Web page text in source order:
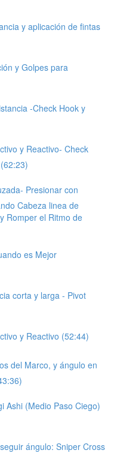
y aplicación de fintas
y Golpes para
-Check Hook y
y Reactivo- Check
Presionar con
Cabeza linea de
Romper el Ritmo de
es Mejor
corta y larga - Pivot
y Reactivo (52:44)
del Marco, y ángulo en
Ashi (Medio Paso Ciego)
ángulo: Sniper Cross